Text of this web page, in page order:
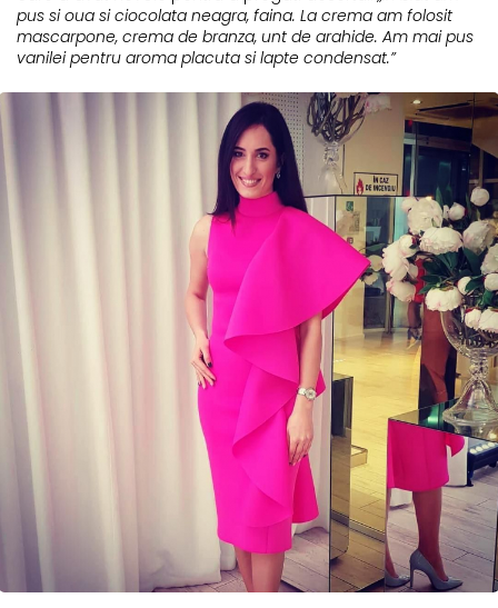
pus si oua si ciocolata neagra, faina. La crema am folosit
mascarpone, crema de branza, unt de arahide. Am mai pus
vanilei pentru aroma placuta si lapte condensat.”